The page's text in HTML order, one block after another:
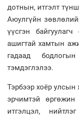
дотнын, итгэлт
Аюулгүйн
үүсгэн
ашигтай хамтын
гадаад
тэмдэглэлээ.
Тэрбээр хоёр
эрчимтэй өргөжин
итгэлцэл,